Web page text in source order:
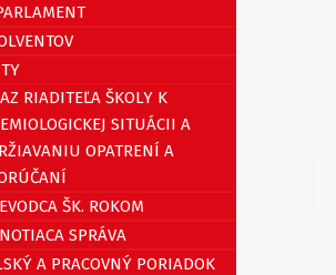
RIADITEĽA ŠKOLY K
SITUÁCII A
OPATRENÍ A
ŠK. ROKOM
SPRÁVA
A PRACOVNÝ PORIADOK